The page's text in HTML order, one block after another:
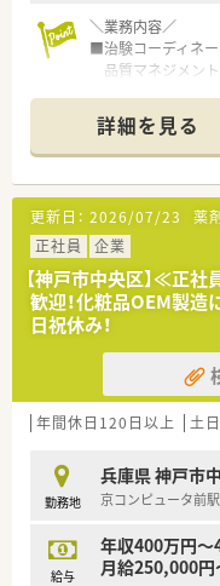
＼業務内容／
■治験コーディネー
品質マネジメント
社内の品質管理業
■インシデントや
企画・マニュアル
※全国の提携医療
＼応募条件／
■CRC経験5年以上
※上記の方を歓迎
ださい！
＼働き方／
■月～金 9：00～
スタイム制での勤
■チームで仕事を
負担も少なくメン
■完全週休二日制
得もしっかりござ
■安定基盤の東証
社内システムも充
詳細を見る
更新日： 2026/07/23 薬
正社員
企業
【神戸市中央区】≪正
歓迎！化粧品OEM製
日祝休み！
年間休日120日以上 土
勤務地
兵庫県 神戸市
京コンピュータ前
給与
年収400万円～
月給250,000